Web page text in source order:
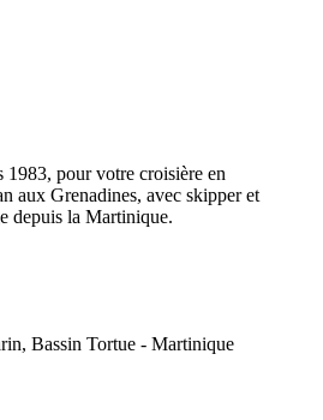
pour votre croisière en
aux Grenadines, avec skipper et
depuis la Martinique.
Bassin Tortue - Martinique